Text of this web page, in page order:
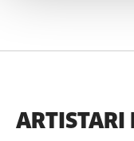
ARTISTARI